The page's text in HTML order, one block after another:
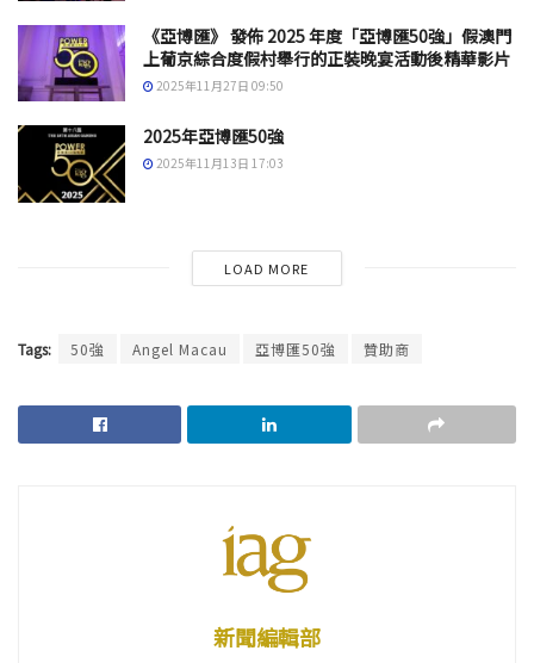
《亞博匯》 發佈 2025 年度「亞博匯50強」假澳門
上葡京綜合度假村舉行的正裝晚宴活動後精華影片
2025年11月27日 09:50
2025年亞博匯50強
2025年11月13日 17:03
LOAD MORE
Tags: 50強 Angel Macau 亞博匯50強 贊助商
新聞編輯部